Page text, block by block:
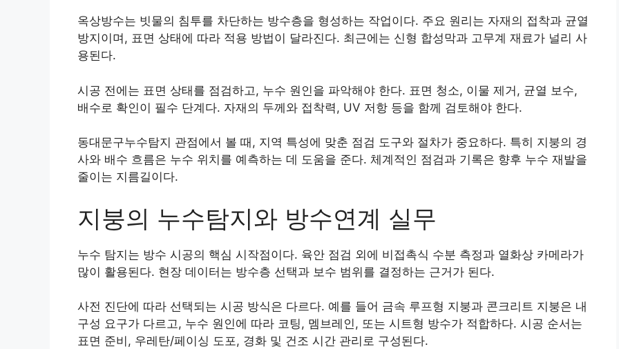
옥상방수는 빗물의 침투를 차단하는 방수층을 형성하는 작업이다. 주요 원리는 자재의 접착과 균열
방지이며, 표면 상태에 따라 적용 방법이 달라진다. 최근에는 신형 합성막과 고무계 재료가 널리 사
용된다.
시공 전에는 표면 상태를 점검하고, 누수 원인을 파악해야 한다. 표면 청소, 이물 제거, 균열 보수,
배수로 확인이 필수 단계다. 자재의 두께와 접착력, UV 저항 등을 함께 검토해야 한다.
동대문구누수탐지 관점에서 볼 때, 지역 특성에 맞춘 점검 도구와 절차가 중요하다. 특히 지붕의 경
사와 배수 흐름은 누수 위치를 예측하는 데 도움을 준다. 체계적인 점검과 기록은 향후 누수 재발을
줄이는 지름길이다.
지붕의 누수탐지와 방수연계 실무
누수 탐지는 방수 시공의 핵심 시작점이다. 육안 점검 외에 비접촉식 수분 측정과 열화상 카메라가
많이 활용된다. 현장 데이터는 방수층 선택과 보수 범위를 결정하는 근거가 된다.
사전 진단에 따라 선택되는 시공 방식은 다르다. 예를 들어 금속 루프형 지붕과 콘크리트 지붕은 내
구성 요구가 다르고, 누수 원인에 따라 코팅, 멤브레인, 또는 시트형 방수가 적합하다. 시공 순서는
표면 준비, 우레탄/페이싱 도포, 경화 및 건조 시간 관리로 구성된다.